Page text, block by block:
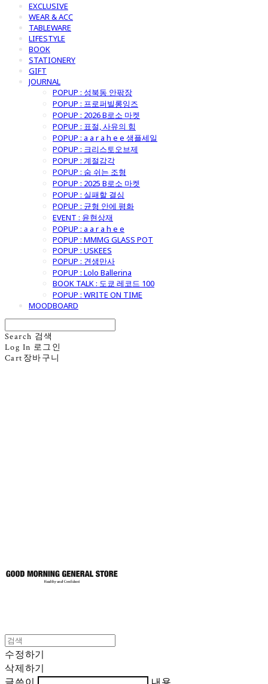
EXCLUSIVE
WEAR & ACC
TABLEWARE
LIFESTYLE
BOOK
STATIONERY
GIFT
JOURNAL
POPUP : 성북동 안팎장
POPUP : 프로퍼빌롱잉즈
POPUP : 2026 B로소 마켓
POPUP : 표절, 사유의 힘
POPUP : a a r a h e e 샘플세일
POPUP : 크리스토오브제
POPUP : 계절감각
POPUP : 숨 쉬는 조형
POPUP : 2025 B로소 마켓
POPUP : 실패할 결심
POPUP : 균형 안에 평화
EVENT : 윤현상재
POPUP : a a r a h e e
POPUP : MMMG GLASS POT
POPUP : USKEES
POPUP : 견생만사
POPUP : Lolo Ballerina
BOOK TALK : 도쿄 레코드 100
POPUP : WRITE ON TIME
MOODBOARD
Search 검색
Log In 로그인
Cart 장바구니
수정하기
삭제하기